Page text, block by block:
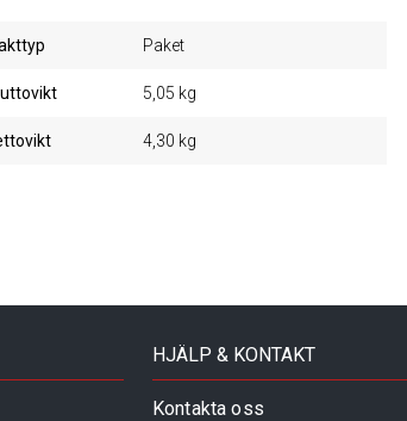
Paket
5,05 kg
4,30 kg
HJÄLP & KONTAKT
Kontakta oss